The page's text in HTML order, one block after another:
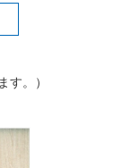
す。）